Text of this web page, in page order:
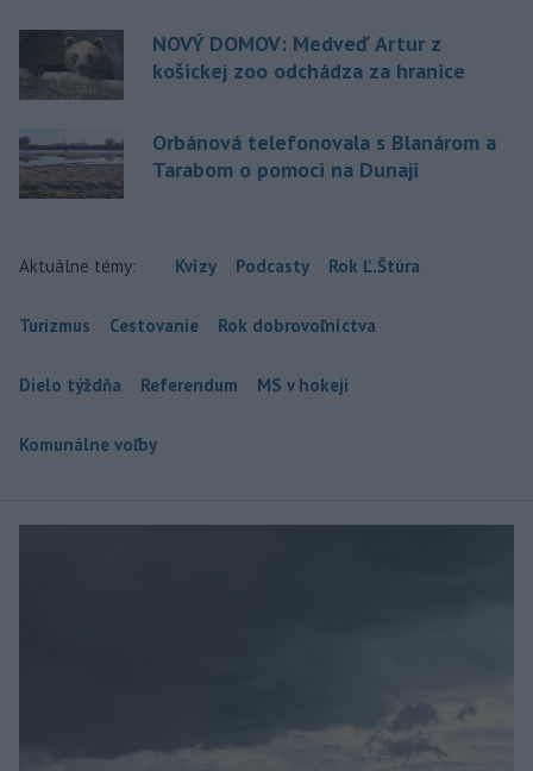
NOVÝ DOMOV: Medveď Artur z
košickej zoo odchádza za hranice
Orbánová telefonovala s Blanárom a
Tarabom o pomoci na Dunaji
Aktuálne témy: Kvízy Podcasty Rok Ľ.Štúra
Turizmus Cestovanie Rok dobrovoľníctva
Dielo týždňa Referendum MS v hokeji
Komunálne voľby